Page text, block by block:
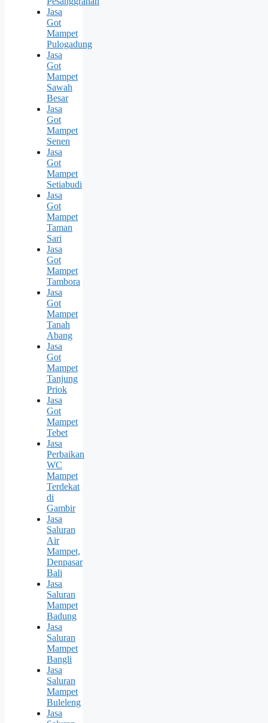
Jasa
Got
Mampet
Pulogadung
Jasa
Got
Mampet
Sawah
Besar
Jasa
Got
Mampet
Senen
Jasa
Got
Mampet
Setiabudi
Jasa
Got
Mampet
Taman
Sari
Jasa
Got
Mampet
Tambora
Jasa
Got
Mampet
Tanah
Abang
Jasa
Got
Mampet
Tanjung
Priok
Jasa
Got
Mampet
Tebet
Jasa
Perbaikan
WC
Mampet
Terdekat
di
Gambir
Jasa
Saluran
Air
Mampet,
Denpasar
Bali
Jasa
Saluran
Mampet
Badung
Jasa
Saluran
Mampet
Bangli
Jasa
Saluran
Mampet
Buleleng
Jasa